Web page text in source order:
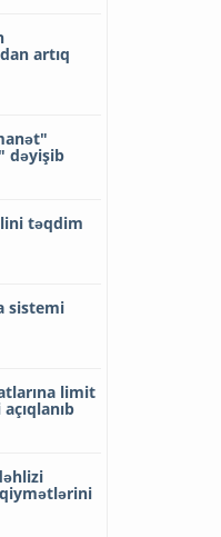
artıq
dəyişib
təqdim
sistemi
limit